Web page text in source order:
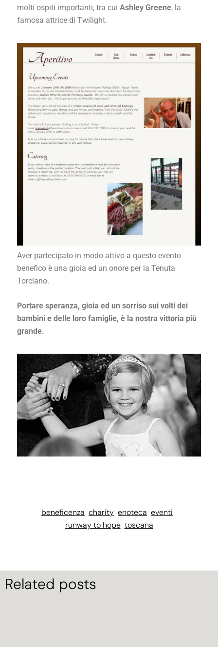
molti ospiti importanti, tra cui Ashley Greene, la
famosa attrice di Twilight.
Aver partecipato in modo attivo a questo evento
benefico è una gioia ed un onore per la Tenuta
Torciano.
Portare speranza, gioia ed un sorriso sui volti dei
bambini e delle loro famiglie, è la nostra vittoria più
grande.
beneficenza charity enoteca eventi
runway to hope toscana
Related posts